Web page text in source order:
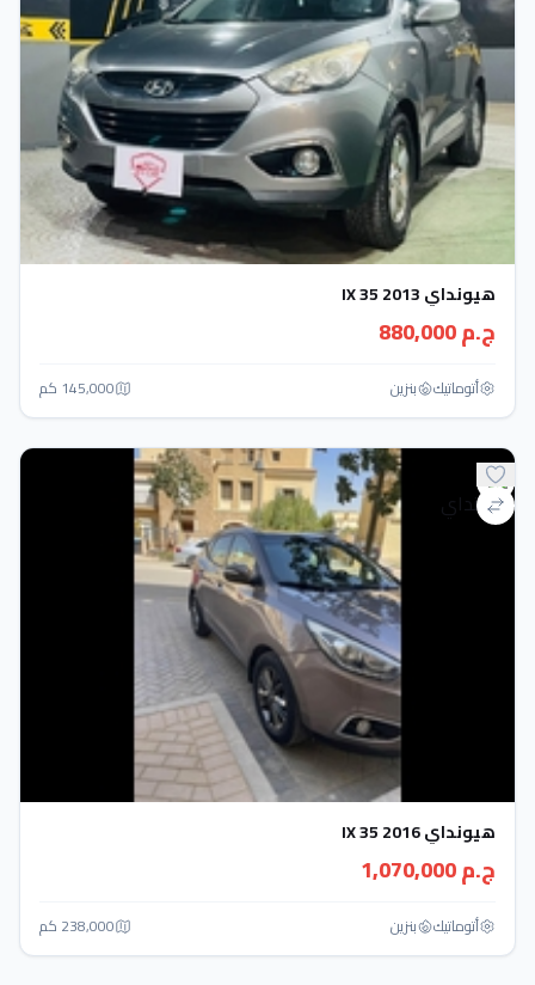
هيونداي IX 35 2013
ج.م 880,000
أتوماتيك‎ بنزين 145,000 كم
هيونداي IX 35 2016
ج.م 1,070,000
أتوماتيك‎ بنزين 238,000 كم